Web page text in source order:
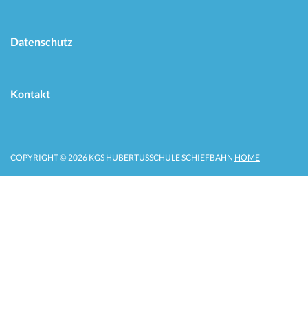
Datenschutz
Kontakt
COPYRIGHT © 2026 KGS HUBERTUSSCHULE SCHIEFBAHN HOME